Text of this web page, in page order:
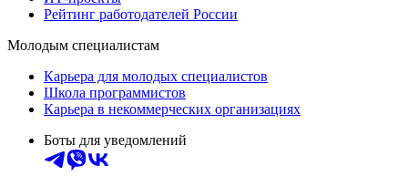
Рейтинг работодателей России
Молодым специалистам
Карьера для молодых специалистов
Школа программистов
Карьера в некоммерческих организациях
Боты для уведомлений